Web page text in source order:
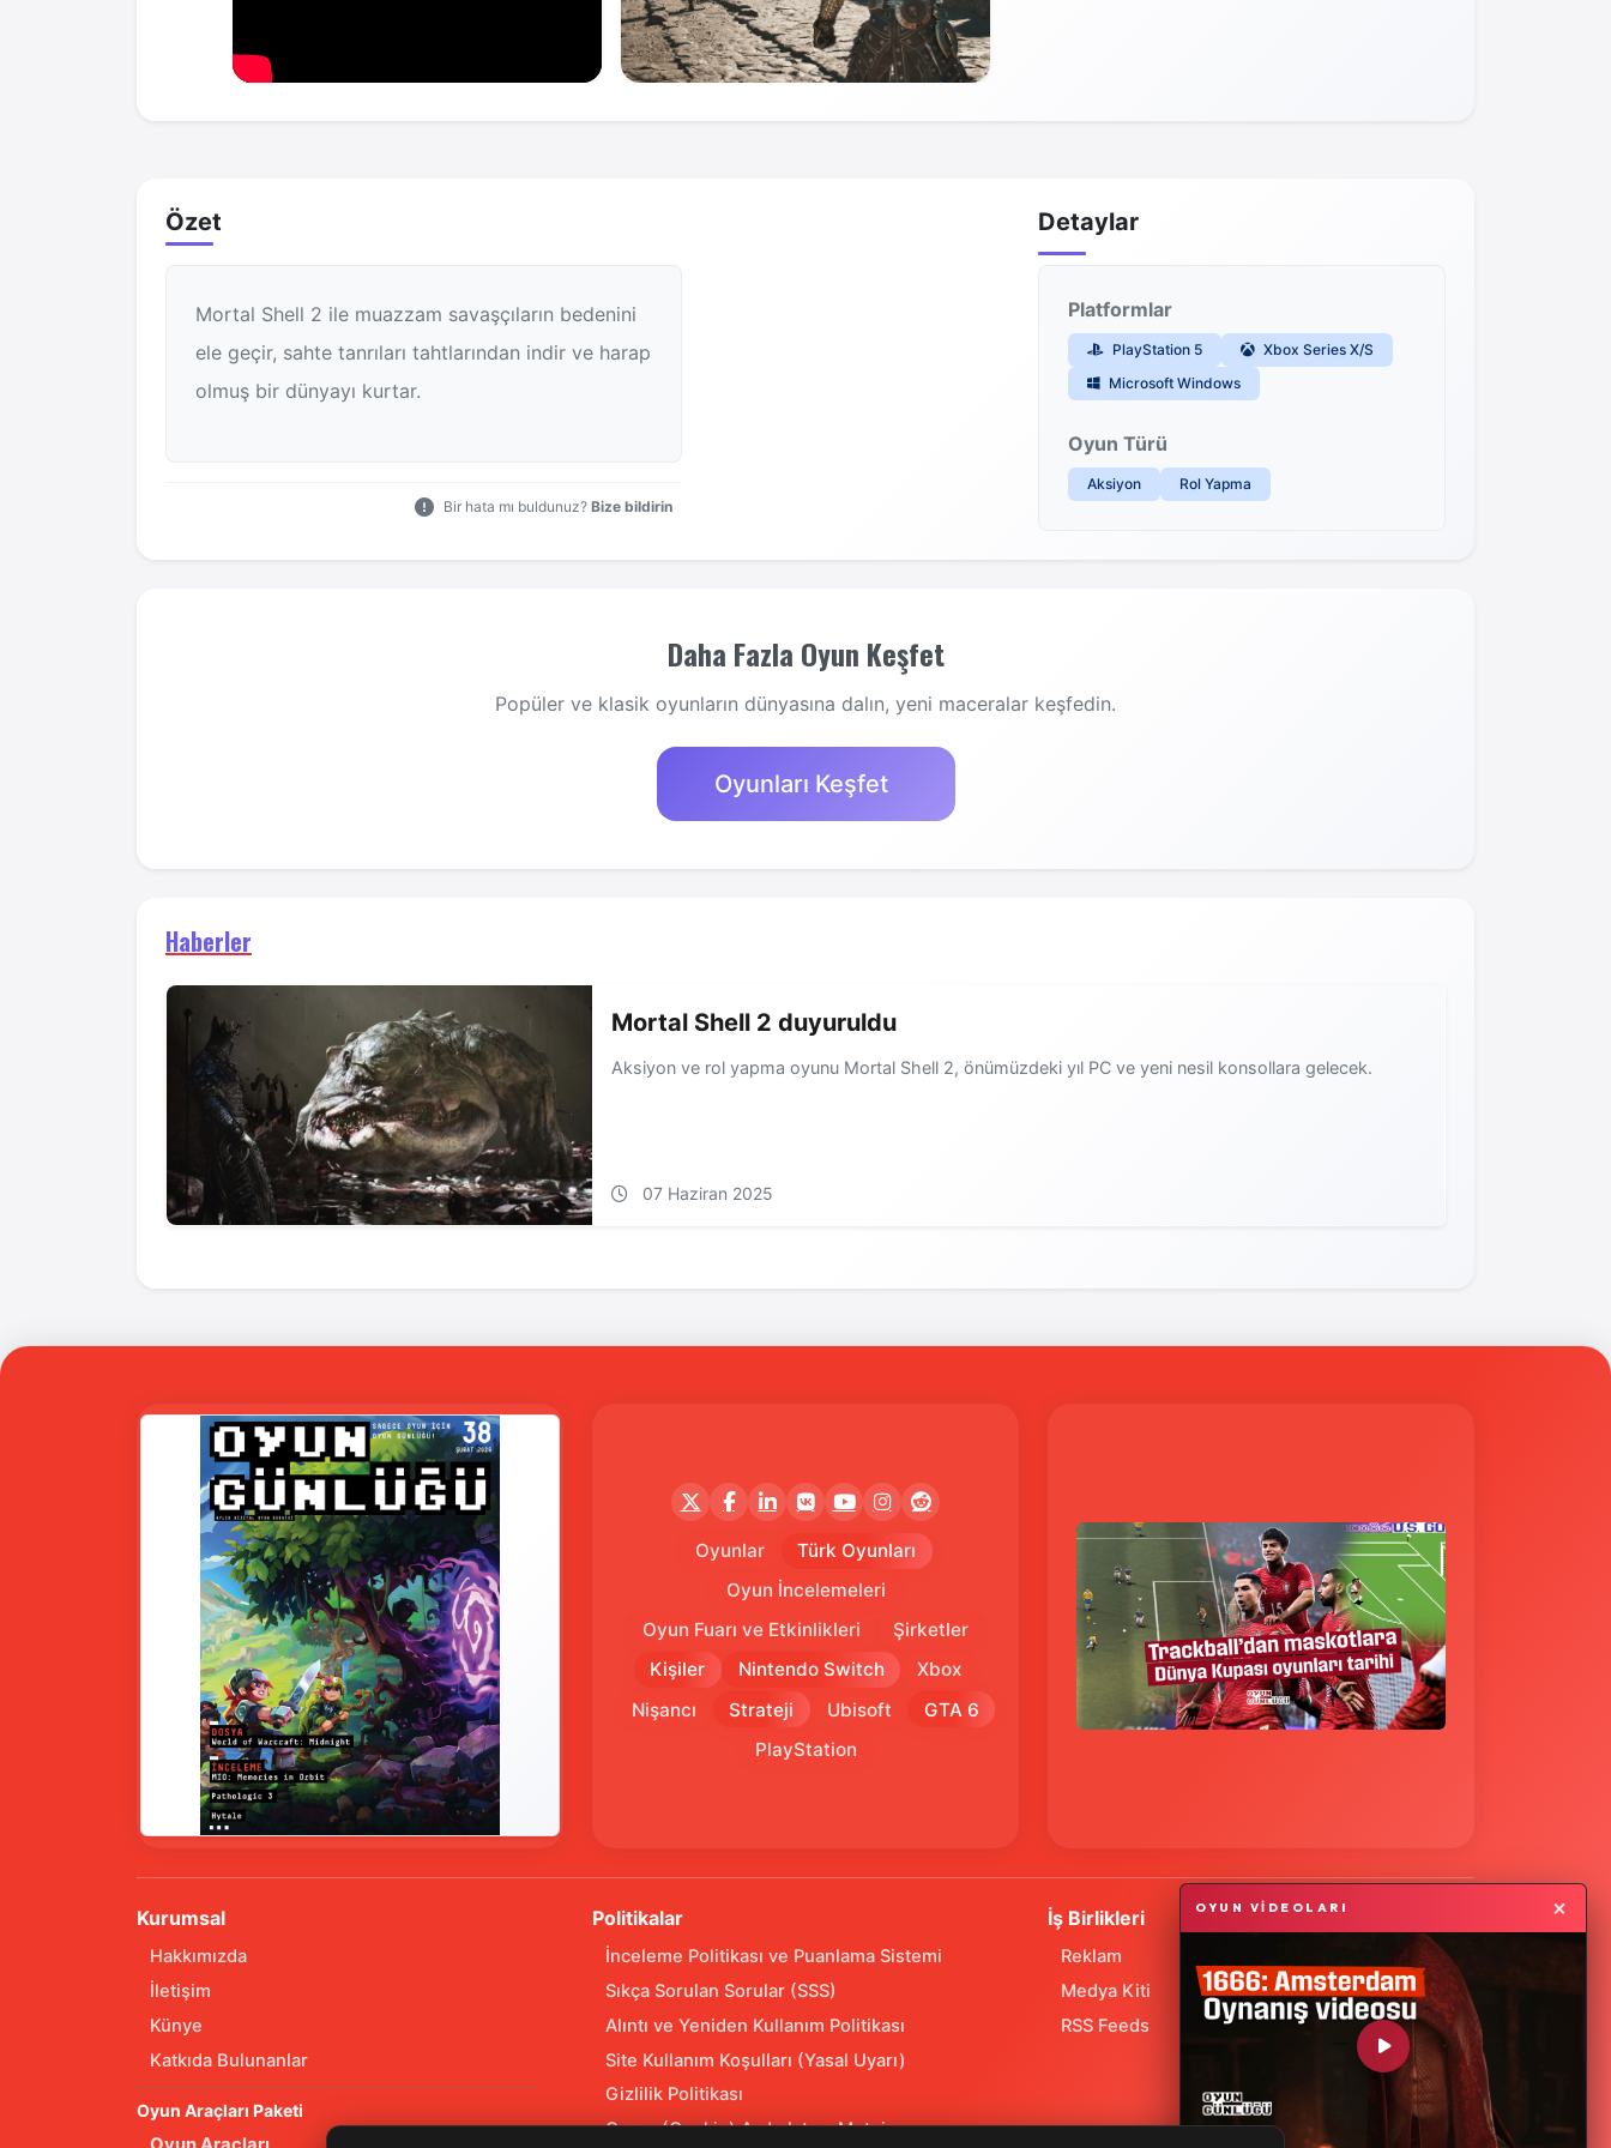
Özet
Mortal Shell 2 ile muazzam savaşçıların bedenini
ele geçir, sahte tanrıları tahtlarından indir ve harap
olmuş bir dünyayı kurtar.
Bir hata mı buldunuz? Bize bildirin
Detaylar
Platformlar
PlayStation 5
Xbox Series X/S
Microsoft Windows
Oyun Türü
Aksiyon Rol Yapma
Daha Fazla Oyun Keşfet
Popüler ve klasik oyunların dünyasına dalın, yeni maceralar keşfedin.
Oyunları Keşfet
Haberler
Mortal Shell 2 duyuruldu
Aksiyon ve rol yapma oyunu Mortal Shell 2, önümüzdeki yıl PC ve yeni nesil konsollara gelecek.
07 Haziran 2025
Oyunlar
Türk Oyunları
Oyun İncelemeleri
Oyun Fuarı ve Etkinlikleri
Şirketler
Kişiler
Nintendo Switch
Xbox
Nişancı
Strateji Ubisoft
GTA 6
PlayStation
Kurumsal
Hakkımızda
İletişim
Künye
Katkıda Bulunanlar
Oyun Araçları Paketi
Politikalar
İnceleme Politikası ve Puanlama Sistemi
Sıkça Sorulan Sorular (SSS)
Alıntı ve Yeniden Kullanım Politikası
Site Kullanım Koşulları (Yasal Uyarı)
Gizlilik Politikası
Çerez (Cookie) Aydınlatma Metni
İş Birlikleri
Reklam
Medya Kiti
RSS Feeds
OYUN VİDEOLARI ×